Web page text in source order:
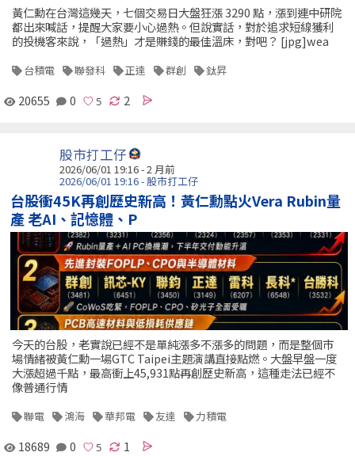
黃仁勳在台灣這幾天，七個交易日大盤狂漲 3290 點，漲到連中研院
都出來喊話，提醒大家要小心過熱。但說實話，對於追求短線獲利
的投機客來說，「過熱」才是賺錢的最佳溫床，對吧？ [jpg]wea
台積電 聯發科 正達 群創 鈦昇
20655 0 2
股市打工仔
2026/06/01 19:16 - 2 月前
2026/06/01 19:16 - 股市打工仔
台股衝45K再創歷史新高！黃仁勳點火Vera Rubin量
產 老AI、記憶體、P
今天的台股，老實說已經不是單純漲多不漲多的問題，而是整個市
場情緒被黃仁勳一場GTC Taipei主題演講直接點燃。大盤早盤一度
大漲超過千點，最高衝上45,931點再創歷史新高，這種走法已經不
像普通行情
聯電 鴻海 華邦電 友達 力積電
18689 0 1